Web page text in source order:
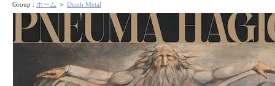
Group : ホーム ＞ Death Metal